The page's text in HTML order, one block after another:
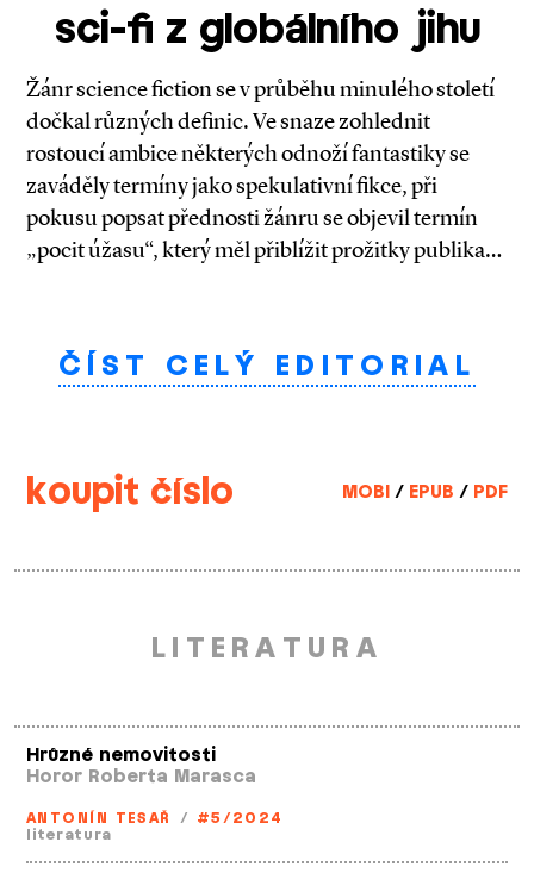
sci-fi z globálního jihu
Žánr science fiction se v průběhu minulého století
dočkal různých definic. Ve snaze zohlednit
rostoucí ambice některých odnoží fantastiky se
zaváděly termíny jako spekulativní fikce, při
pokusu popsat přednosti žánru se objevil termín
„pocit úžasu“, který měl přiblížit prožitky publika…
ČÍST CELÝ EDITORIAL
koupit číslo MOBI / EPUB / PDF
LITERATURA
Hrůzné nemovitosti
Horor Roberta Marasca
ANTONÍN TESAŘ / #5/2024
literatura